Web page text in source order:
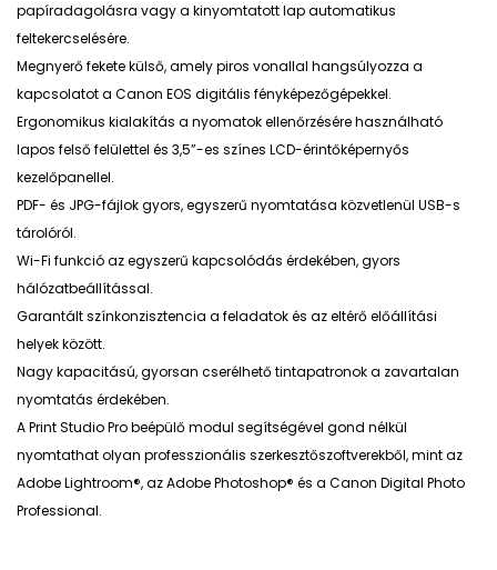
papíradagolásra vagy a kinyomtatott lap automatikus
feltekercselésére.
Megnyerő fekete külső, amely piros vonallal hangsúlyozza a
kapcsolatot a Canon EOS digitális fényképezőgépekkel.
Ergonomikus kialakítás a nyomatok ellenőrzésére használható
lapos felső felülettel és 3,5”-es színes LCD-érintőképernyős
kezelőpanellel.
PDF- és JPG-fájlok gyors, egyszerű nyomtatása közvetlenül USB-s
tárolóról.
Wi-Fi funkció az egyszerű kapcsolódás érdekében, gyors
hálózatbeállítással.
Garantált színkonzisztencia a feladatok és az eltérő előállítási
helyek között.
Nagy kapacitású, gyorsan cserélhető tintapatronok a zavartalan
nyomtatás érdekében.
A Print Studio Pro beépülő modul segítségével gond nélkül
nyomtathat olyan professzionális szerkesztőszoftverekből, mint az
Adobe Lightroom®, az Adobe Photoshop® és a Canon Digital Photo
Professional.